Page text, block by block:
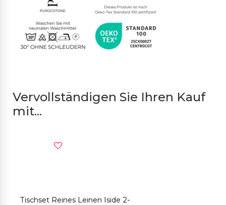
Vervollständigen Sie Ihren Kauf
mit...
Tischset Reines Leinen Iside 2-